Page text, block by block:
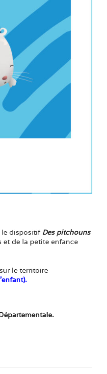
le dispositif Des pitchouns
et de la petite enfance
le territoire